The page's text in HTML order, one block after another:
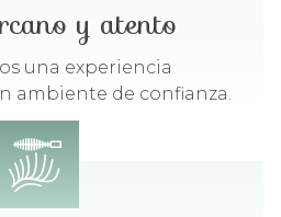
y atento
una experiencia
ambiente de confianza.